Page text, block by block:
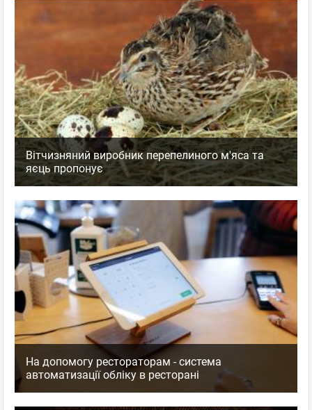
Вітчизняний виробник перепелиного м'яса та
яєць пропонує
На допомогу рестораторам - система
автоматизації обліку в ресторані